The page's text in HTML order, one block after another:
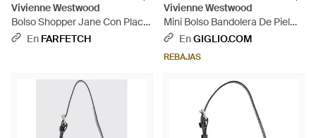
Vivienne Westwood
Bolso Shopper Jane Con Placa
De Orbe - Negro
En FARFETCH
Vivienne Westwood
Mini Bolso Bandolera De Piel
Sintética Con Logo Orb -
EnGIGLIO.COM
REBAJAS